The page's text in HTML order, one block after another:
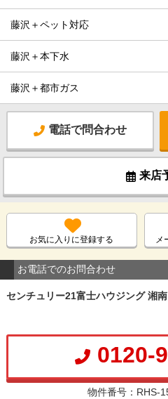
藤沢＋ペット対応
藤沢＋本下水
藤沢＋都市ガス
電話で問合わせ
来店
お気に入りに登録する メ
お電話でのお問合わせ
センチュリー21富士ハウジング 湘
0120-
物件番号：RHS-